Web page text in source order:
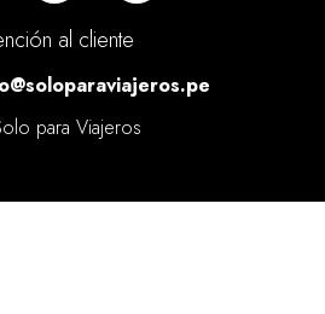
al cliente
para Viajeros